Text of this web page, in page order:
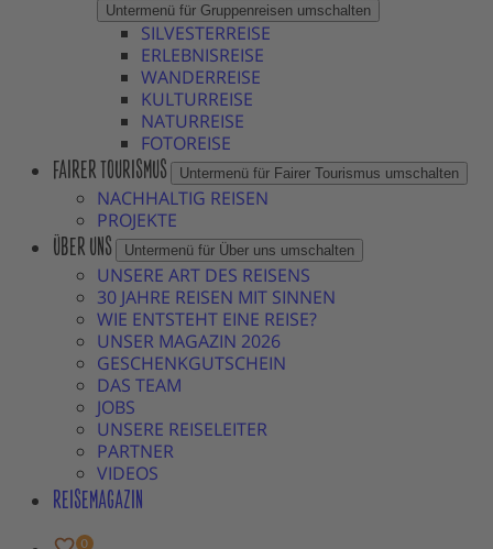
Untermenü für Gruppenreisen umschalten
SILVESTERREISE
ERLEBNISREISE
WANDERREISE
KULTURREISE
NATURREISE
FOTOREISE
FAIRER TOURISMUS Untermenü für Fairer Tourismus umschalten
NACHHALTIG REISEN
PROJEKTE
ÜBER UNS Untermenü für Über uns umschalten
UNSERE ART DES REISENS
30 JAHRE REISEN MIT SINNEN
WIE ENTSTEHT EINE REISE?
UNSER MAGAZIN 2026
GESCHENKGUTSCHEIN
DAS TEAM
JOBS
UNSERE REISELEITER
PARTNER
VIDEOS
REISEMAGAZIN